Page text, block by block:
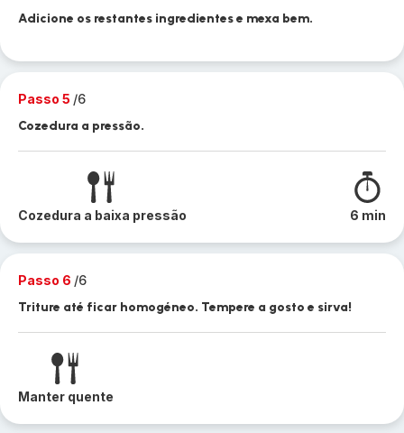
Adicione os restantes ingredientes e mexa bem.
Passo 5 /6
Cozedura a pressão.
Cozedura a baixa pressão 6 min
Passo 6 /6
Triture até ficar homogéneo. Tempere a gosto e sirva!
Manter quente